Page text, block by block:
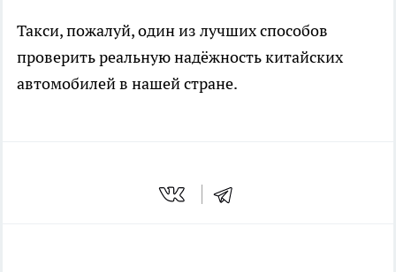
Такси, пожалуй, один из лучших способов
проверить реальную надёжность китайских
автомобилей в нашей стране.